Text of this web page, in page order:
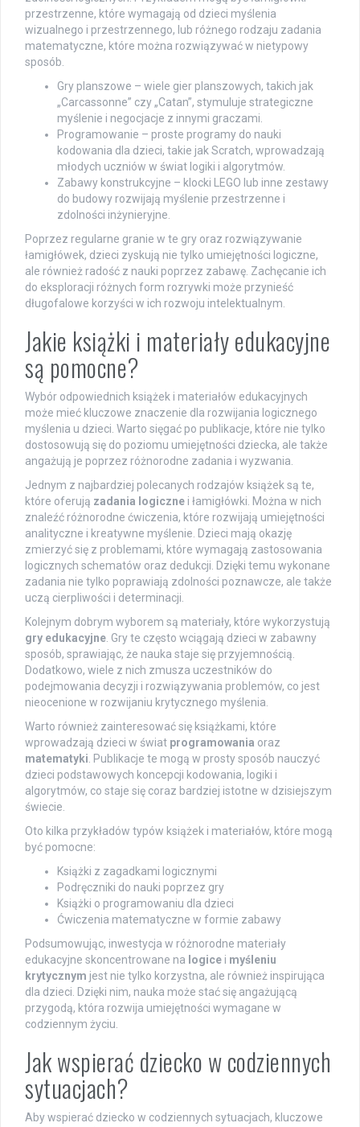
przestrzenne, które wymagają od dzieci myślenia
wizualnego i przestrzennego, lub różnego rodzaju zadania
matematyczne, które można rozwiązywać w nietypowy
sposób.
Gry planszowe – wiele gier planszowych, takich jak
„Carcassonne” czy „Catan”, stymuluje strategiczne
myślenie i negocjacje z innymi graczami.
Programowanie – proste programy do nauki
kodowania dla dzieci, takie jak Scratch, wprowadzają
młodych uczniów w świat logiki i algorytmów.
Zabawy konstrukcyjne – klocki LEGO lub inne zestawy
do budowy rozwijają myślenie przestrzenne i
zdolności inżynieryjne.
Poprzez regularne granie w te gry oraz rozwiązywanie
łamigłówek, dzieci zyskują nie tylko umiejętności logiczne,
ale również radość z nauki poprzez zabawę. Zachęcanie ich
do eksploracji różnych form rozrywki może przynieść
długofalowe korzyści w ich rozwoju intelektualnym.
Jakie książki i materiały edukacyjne
są pomocne?
Wybór odpowiednich książek i materiałów edukacyjnych
może mieć kluczowe znaczenie dla rozwijania logicznego
myślenia u dzieci. Warto sięgać po publikacje, które nie tylko
dostosowują się do poziomu umiejętności dziecka, ale także
angażują je poprzez różnorodne zadania i wyzwania.
Jednym z najbardziej polecanych rodzajów książek są te,
które oferują zadania logiczne i łamigłówki. Można w nich
znaleźć różnorodne ćwiczenia, które rozwijają umiejętności
analityczne i kreatywne myślenie. Dzieci mają okazję
zmierzyć się z problemami, które wymagają zastosowania
logicznych schematów oraz dedukcji. Dzięki temu wykonane
zadania nie tylko poprawiają zdolności poznawcze, ale także
uczą cierpliwości i determinacji.
Kolejnym dobrym wyborem są materiały, które wykorzystują
gry edukacyjne . Gry te często wciągają dzieci w zabawny
sposób, sprawiając, że nauka staje się przyjemnością.
Dodatkowo, wiele z nich zmusza uczestników do
podejmowania decyzji i rozwiązywania problemów, co jest
nieocenione w rozwijaniu krytycznego myślenia.
Warto również zainteresować się książkami, które
wprowadzają dzieci w świat programowania oraz
matematyki . Publikacje te mogą w prosty sposób nauczyć
dzieci podstawowych koncepcji kodowania, logiki i
algorytmów, co staje się coraz bardziej istotne w dzisiejszym
świecie.
Oto kilka przykładów typów książek i materiałów, które mogą
być pomocne:
Książki z zagadkami logicznymi
Podręczniki do nauki poprzez gry
Książki o programowaniu dla dzieci
Ćwiczenia matematyczne w formie zabawy
Podsumowując, inwestycja w różnorodne materiały
edukacyjne skoncentrowane na logice i myśleniu
krytycznym jest nie tylko korzystna, ale również inspirująca
dla dzieci. Dzięki nim, nauka może stać się angażującą
przygodą, która rozwija umiejętności wymagane w
codziennym życiu.
Jak wspierać dziecko w codziennych
sytuacjach?
Aby wspierać dziecko w codziennych sytuacjach, kluczowe